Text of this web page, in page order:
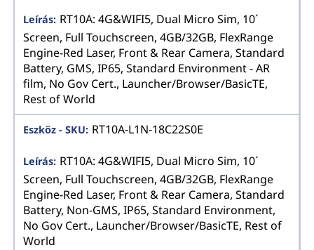
RT10A: 4G&WIFI5, Dual Micro Sim, 10´
Screen, Full Touchscreen, 4GB/32GB, FlexRange
Engine-Red Laser, Front & Rear Camera, Standard
Battery, GMS, IP65, Standard Environment - AR
film, No Gov Cert., Launcher/Browser/BasicTE,
Rest of World
RT10A-L1N-18C22S0E
RT10A: 4G&WIFI5, Dual Micro Sim, 10´
Screen, Full Touchscreen, 4GB/32GB, FlexRange
Engine-Red Laser, Front & Rear Camera, Standard
Battery, Non-GMS, IP65, Standard Environment,
No Gov Cert., Launcher/Browser/BasicTE, Rest of
World